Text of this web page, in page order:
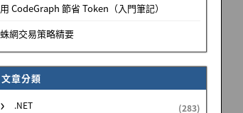
用 CodeGraph 節省 Token（入門筆記）
蛛網交易策略精要
文章分類
.NET
(283)